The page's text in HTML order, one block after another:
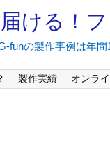
ける！
funの製作事例は年
製作実績 オンラ